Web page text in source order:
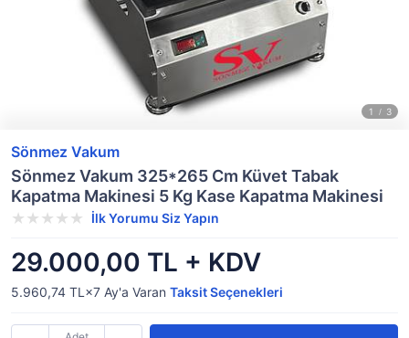
Sönmez Vakum
Sönmez Vakum 325*265 Cm Küvet Tabak
Kapatma Makinesi 5 Kg Kase Kapatma Makinesi
İlk Yorumu Siz Yapın
29.000,00 TL + KDV
5.960,74 TL×7 Ay'a Varan Taksit Seçenekleri